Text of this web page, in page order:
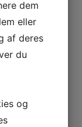
dem
eller
af deres
du
og